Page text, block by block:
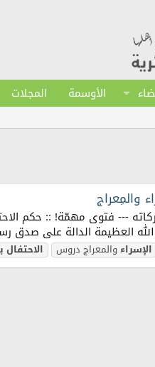
الأوسمة المجلات
والمِعراج
--- فتوى مهمّة! :: حكم
الله العظيمة الدالة على
الإسراءوالمعراج دروس الاحتفال